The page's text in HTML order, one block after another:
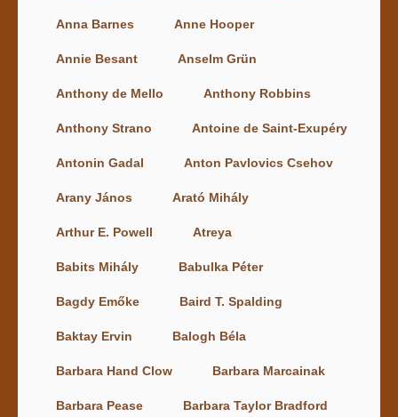
Anna Barnes Anne Hooper
Annie Besant Anselm Grün
Anthony de Mello Anthony Robbins
Anthony Strano Antoine de Saint-Exupéry
Antonin Gadal Anton Pavlovics Csehov
Arany János Arató Mihály
Arthur E. Powell Atreya
Babits Mihály Babulka Péter
Bagdy Emőke Baird T. Spalding
Baktay Ervin Balogh Béla
Barbara Hand Clow Barbara Marcainak
Barbara Pease Barbara Taylor Bradford